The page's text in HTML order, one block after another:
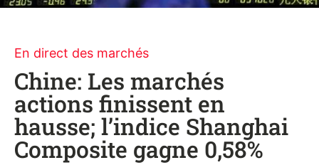
En direct des marchés
Chine: Les marchés
actions finissent en
hausse; l’indice Shanghai
Composite gagne 0,58%